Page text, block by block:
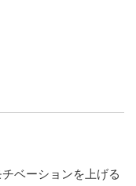
ベーションを上げる